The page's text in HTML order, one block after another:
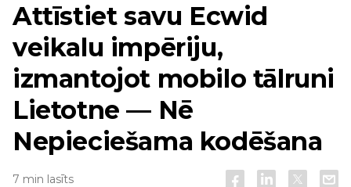
Attīstiet savu Ecwid
veikalu impēriju,
izmantojot mobilo tālruni
Lietotne — Nē
Nepieciešama kodēšana
7 min lasīts